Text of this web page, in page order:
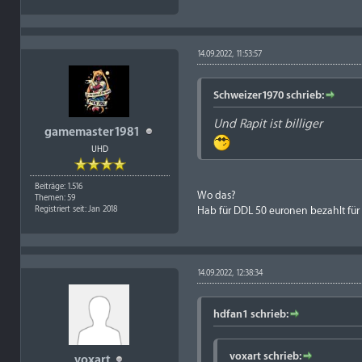
gamemaster1981
UHD
Beiträge: 1.516
Themen: 59
Registriert seit: Jan 2018
14.09.2022, 11:53:57
Schweizer1970 schrieb:
UndRapitist billiger
Wo das?
Hab für DDL 50 euronen bezahlt für
14.09.2022, 12:38:34
hdfan1 schrieb:
voxart schrieb: